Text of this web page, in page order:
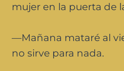
mujer en la puerta de
—Mañana mataré al
no sirve para nada.